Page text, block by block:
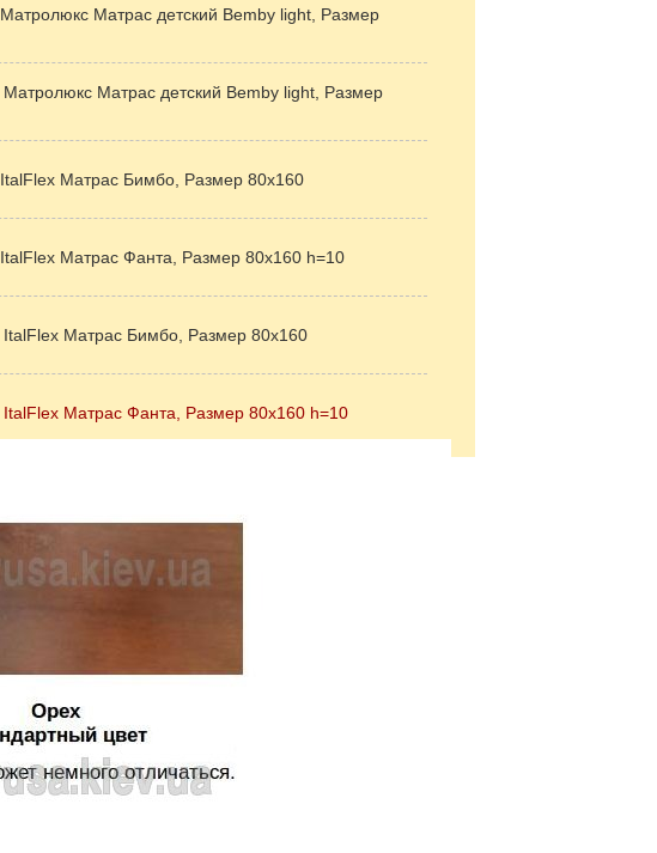
Матролюкс Матрас детский Bemby light, Размер
Матролюкс Матрас детский Bemby light, Размер
ItalFlex Матрас Бимбо, Размер 80х160
ItalFlex Матрас Фанта, Размер 80х160 h=10
ItalFlex Матрас Бимбо, Размер 80х160
ItalFlex Матрас Фанта, Размер 80х160 h=10